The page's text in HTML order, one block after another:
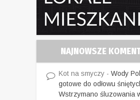
NAJNOWSZE
Kot na smyczy - Wody
gotowe do odłowu
Wstrzymano śluzowania